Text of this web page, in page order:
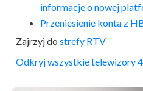
informacje o nowej
Przeniesienie konta z
Zajrzyj do strefy RTV
Odkryj wszystkie telewizory